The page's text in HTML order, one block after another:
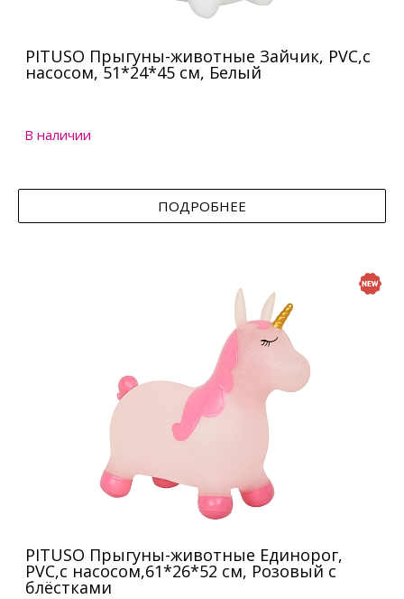
PITUSO Прыгуны-животные Зайчик, PVC,с
насосом, 51*24*45 см, Белый
В наличии
ПОДРОБНЕЕ
PITUSO Прыгуны-животные Единорог,
PVC,с насосом,61*26*52 см, Розовый с
блёстками